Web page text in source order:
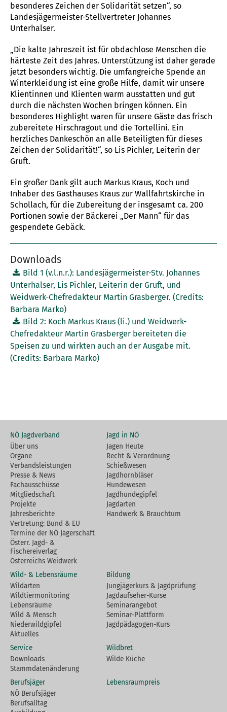
besonderes Zeichen der Solidarität setzen“, so
Landesjägermeister-Stellvertreter Johannes
Unterhalser.
„Die kalte Jahreszeit ist für obdachlose Menschen die
härteste Zeit des Jahres. Unterstützung ist daher gerade
jetzt besonders wichtig. Die umfangreiche Spende an
Winterkleidung ist eine große Hilfe, damit wir unsere
Klientinnen und Klienten warm ausstatten und gut
durch die nächsten Wochen bringen können. Ein
besonderes Highlight waren für unsere Gäste das frisch
zubereitete Hirschragout und die Tortellini. Ein
herzliches Dankeschön an alle Beteiligten für dieses
Zeichen der Solidarität!“, so Lis Pichler, Leiterin der
Gruft.
Ein großer Dank gilt auch Markus Kraus, Koch und
Inhaber des Gasthauses Kraus zur Wallfahrtskirche in
Schollach, für die Zubereitung der insgesamt ca. 200
Portionen sowie der Bäckerei „Der Mann“ für das
gespendete Gebäck.
Downloads
Bild 1 (v.l.n.r.): Landesjägermeister-Stv. Johannes
Unterhalser, Lis Pichler, Leiterin der Gruft, und
Weidwerk-Chefredakteur Martin Grasberger. (Credits:
Barbara Marko)
Bild 2: Koch Markus Kraus (li.) und Weidwerk-
Chefredakteur Martin Grasberger bereiteten die
Speisen zu und wirkten auch an der Ausgabe mit.
(Credits: Barbara Marko)
NÖ Jagdverband
Über uns
Organe
Verbandsleistungen
Presse & News
Fachausschüsse
Mitgliedschaft
Projekte
Jahresberichte
Vertretung: Bund & EU
Termine der NÖ Jägerschaft
Österr. Jagd- &
Fischereiverlag
Österreichs Weidwerk
Jagd in NÖ
Jagen Heute
Recht & Verordnung
Schießwesen
Jagdhornbläser
Hundewesen
Jagdhundegipfel
Jagdarten
Handwerk & Brauchtum
Wild- & Lebensräume
Wildarten
Wildtiermonitoring
Lebensräume
Wild & Mensch
Niederwildgipfel
Aktuelles
Bildung
Jungjägerkurs & Jagdprüfung
Jagdaufseher-Kurse
Seminarangebot
Seminar-Plattform
Jagdpädagogen-Kurs
Service
Downloads
Stammdatenänderung
Wildbret
Wilde Küche
Berufsjäger
NÖ Berufsjäger
Berufsalltag
Lebensraumpreis